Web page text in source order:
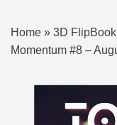
Home » 3D FlipBook
Momentum #8 –